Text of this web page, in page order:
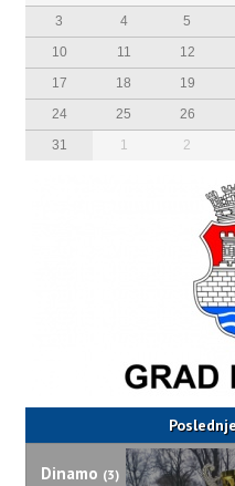
3
4 5
10
11 12
17
18 19
24
25 26
31
1 2
Dinamo (3)